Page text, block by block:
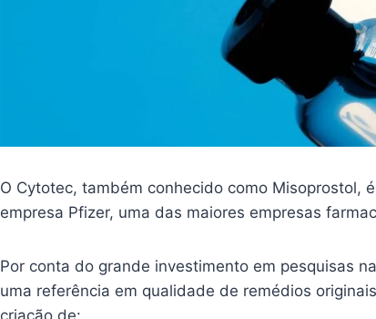
O Cytotec, também conhecido como Misoprostol,
empresa Pfizer, uma das maiores empresas
Por conta do grande investimento em pesquisas
uma referência em qualidade de remédios